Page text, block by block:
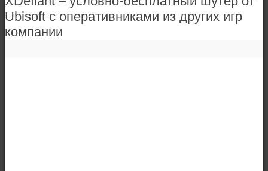
Ubisoft с оперативниками из других игр
компании